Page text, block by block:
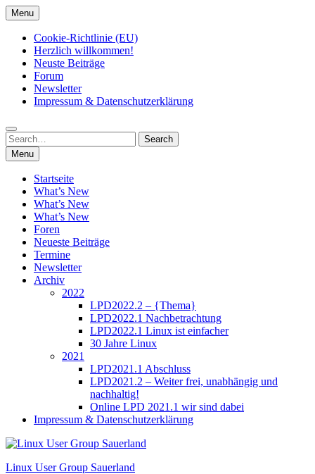
Skip
to
content
Menu
Cookie-Richtlinie (EU)
Herzlich willkommen!
Neuste Beiträge
Forum
Newsletter
Impressum & Datenschutzerklärung
Search
for:
Search
Menu
Startseite
What’s New
What’s New
What’s New
Foren
Neueste Beiträge
Termine
Newsletter
Archiv
2022
LPD2022.2 – {Thema}
LPD2022.1 Nachbetrachtung
LPD2022.1 Linux ist einfacher
30 Jahre Linux
2021
LPD2021.1 Abschluss
LPD2021.2 – Weiter frei, unabhängig und
nachhaltig!
Online LPD 2021.1 wir sind dabei
Impressum & Datenschutzerklärung
Linux User Group Sauerland